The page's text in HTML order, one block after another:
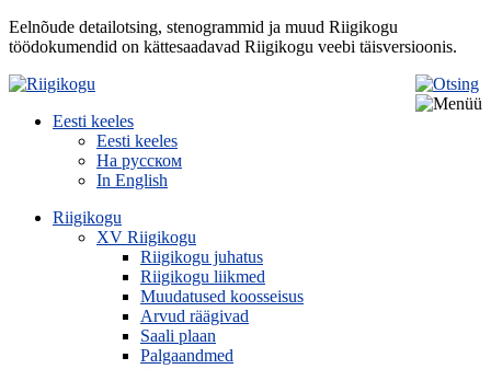
Eelnõude detailotsing, stenogrammid ja muud Riigikogu
töödokumendid on kättesaadavad Riigikogu veebi täisversioonis.
Eesti keeles
Eesti keeles
На русском
In English
Riigikogu
XV Riigikogu
Riigikogu juhatus
Riigikogu liikmed
Muudatused koosseisus
Arvud räägivad
Saali plaan
Palgaandmed